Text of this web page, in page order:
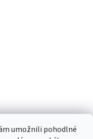
umožnili pohodlné